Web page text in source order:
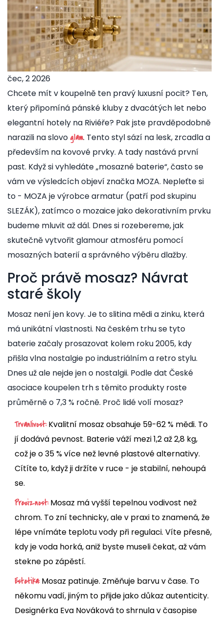
čec, 2 2026
Chcete mít v koupelně ten pravý luxusní pocit? Ten,
který připomíná pánské kluby z dvacátých let nebo
elegantní hotely na Riviéře? Pak jste pravděpodobně
narazili na slovoglam. Tento styl sází na lesk, zrcadla a
především na kovové prvky. A tady nastává první
past. Když si vyhledáte „mosazné baterie“, často se
vám ve výsledcích objeví značka MOZA. Nepleťte si
to - MOZA je výrobce armatur (patří pod skupinu
SLEZÁK), zatímco o mozaice jako dekorativním prvku
budeme mluvit až dál. Dnes si rozebereme, jak
skutečně vytvořit glamour atmosféru pomocí
mosazných baterií a správného výběru dlažby.
Proč právě mosaz? Návrat
staré školy
Mosaz není jen kovy. Je to slitina mědi a zinku, která
má unikátní vlastnosti. Na českém trhu se tyto
baterie začaly prosazovat kolem roku 2005, kdy
přišla vlna nostalgie po industriálním a retro stylu.
Dnes už ale nejde jen o nostalgii. Podle dat České
asociace koupelen trh s těmito produkty roste
průměrně o 7,3 % ročně. Proč lidé volí mosaz?
Trvanlivost:Kvalitní mosaz obsahuje 59-62 % mědi. To
jí dodává pevnost. Baterie váží mezi 1,2 až 2,8 kg,
což je o 35 % více než levné plastové alternativy.
Cítíte to, když ji držíte v ruce - je stabilní, nehoupá
se.
Preciznost:Mosaz má vyšší tepelnou vodivost než
chrom. To zní technicky, ale v praxi to znamená, že
lépe vnímáte teplotu vody při regulaci. Víte přesně,
kdy je voda horká, aniž byste museli čekat, až vám
stekne po zápěstí.
Estetika:Mosaz patinuje. Změňuje barvu v čase. To
někomu vadí, jiným to přijde jako důkaz autenticity.
Designérka Eva Nováková to shrnula v časopise